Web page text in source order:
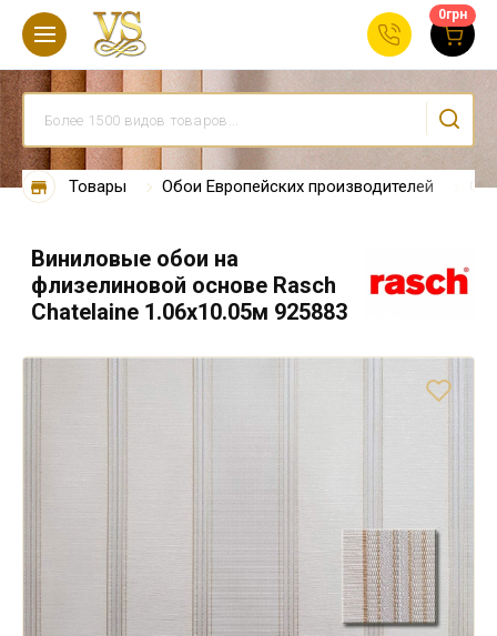
0грн
Товары Обои Европейских производителей
Виниловые обои на
флизелиновой основе Rasch
Chatelaine 1.06х10.05м 925883